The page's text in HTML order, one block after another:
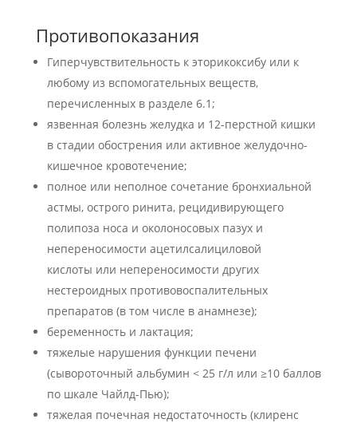
Противопоказания
Гиперчувствительность к эторикоксибу или к
любому из вспомогательных веществ,
перечисленных в разделе 6.1;
язвенная болезнь желудка и 12-перстной кишки
в стадии обострения или активное желудочно-
кишечное кровотечение;
полное или неполное сочетание бронхиальной
астмы, острого ринита, рецидивирующего
полипоза носа и околоносовых пазух и
непереносимости ацетилсалициловой
кислоты или непереносимости других
нестероидных противовоспалительных
препаратов (в том числе в анамнезе);
беременность и лактация;
тяжелые нарушения функции печени
(сывороточный альбумин < 25 г/л или ≥10 баллов
по шкале Чайлд-Пью);
тяжелая почечная недостаточность (клиренс